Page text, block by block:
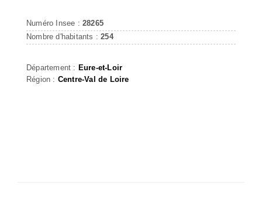
Numéro Insee : 28265
Nombre d'habitants :254
Département : Eure-et-Loir
Région : Centre-Val de Loire